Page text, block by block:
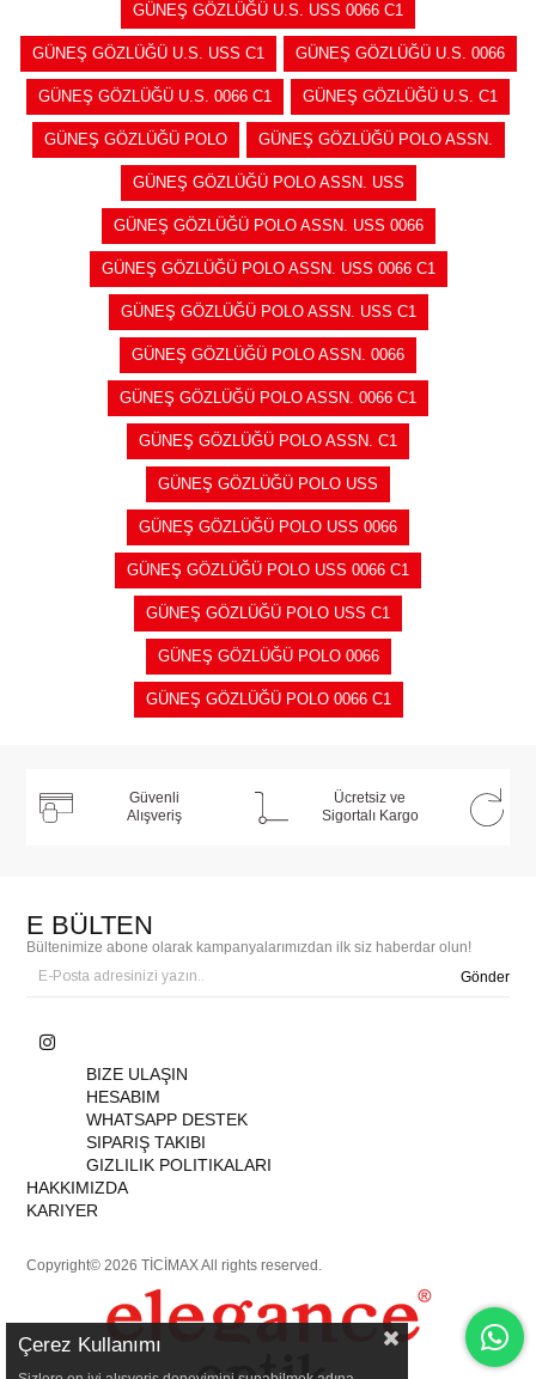
GÜNEŞ GÖZLÜĞÜ U.S. USS 0066 C1
GÜNEŞ GÖZLÜĞÜ U.S. USS C1 GÜNEŞ GÖZLÜĞÜ U.S. 0066
GÜNEŞ GÖZLÜĞÜ U.S. 0066 C1 GÜNEŞ GÖZLÜĞÜ U.S. C1
GÜNEŞ GÖZLÜĞÜ POLO GÜNEŞ GÖZLÜĞÜ POLO ASSN.
GÜNEŞ GÖZLÜĞÜ POLO ASSN. USS
GÜNEŞ GÖZLÜĞÜ POLO ASSN. USS 0066
GÜNEŞ GÖZLÜĞÜ POLO ASSN. USS 0066 C1
GÜNEŞ GÖZLÜĞÜ POLO ASSN. USS C1
GÜNEŞ GÖZLÜĞÜ POLO ASSN. 0066
GÜNEŞ GÖZLÜĞÜ POLO ASSN. 0066 C1
GÜNEŞ GÖZLÜĞÜ POLO ASSN. C1
GÜNEŞ GÖZLÜĞÜ POLO USS
GÜNEŞ GÖZLÜĞÜ POLO USS 0066
GÜNEŞ GÖZLÜĞÜ POLO USS 0066 C1
GÜNEŞ GÖZLÜĞÜ POLO USS C1
GÜNEŞ GÖZLÜĞÜ POLO 0066
GÜNEŞ GÖZLÜĞÜ POLO 0066 C1
Güvenli
Alışveriş
Ücretsiz ve
Sigortalı Kargo
E BÜLTEN
Bültenimize abone olarak kampanyalarımızdan ilk siz haberdar olun!
Gönder
BIZE ULAŞIN
HESABIM
WHATSAPP DESTEK
SIPARIŞ TAKIBI
GIZLILIK POLITIKALARI
HAKKIMIZDA
KARIYER
Copyright© 2026 TİCİMAX All rights reserved.
Çerez Kullanımı